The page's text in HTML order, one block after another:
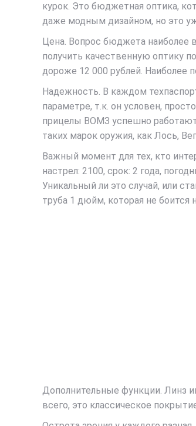
курок. Это бюджетная оптика,
даже модным дизайном, но это
Цена. Вопрос бюджета наиболее
получить качественную оптику
дороже 12 000 рублей. Наиболее
Надежность. В каждом
параметре, т.к. он условен,
прицелы ВОМЗ успешно работают
таких марок оружия, как Лось,
Важный момент для тех, кто
настрел: 2100, срок: 2 года,
Уникальный ли это случай, или
труба 1 дюйм, которая не боится
Дополнительные функции. Линз
всего, это классическое